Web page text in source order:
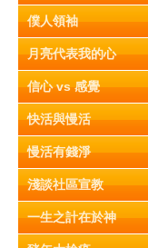
僕人領袖
月亮代表我的心
信心 vs 感覺
快活與慢活
慢活有錢淨
淺談社區宣教
一生之計在於神